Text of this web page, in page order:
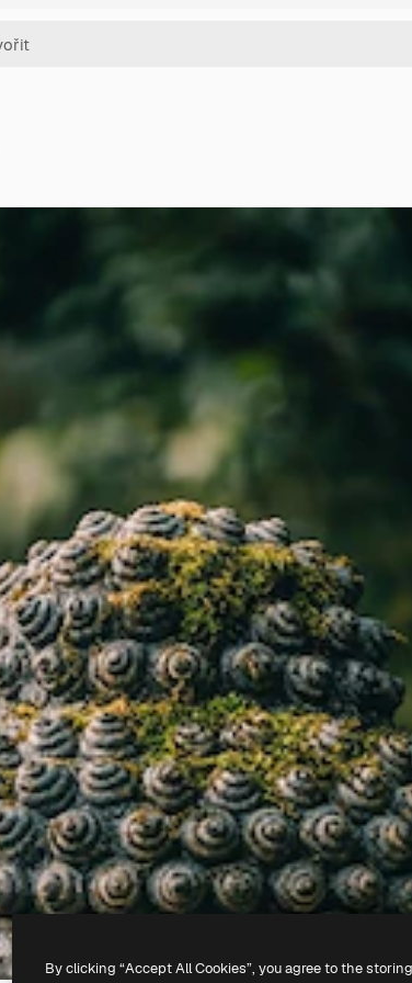
By clicking “Accept All Cookies”, you agree to the